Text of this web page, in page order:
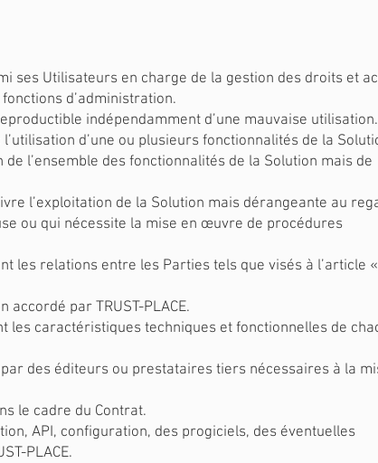
ses Utilisateurs en charge de la gestion des droits et
d’administration.
indépendamment d’une mauvaise utilisation.
d’une ou plusieurs fonctionnalités de la
l’ensemble des fonctionnalités de la Solution mais de
l’exploitation de la Solution mais dérangeante au
ou qui nécessite la mise en œuvre de procédures
les relations entre les Parties tels que visés à l’article «
accordé par TRUST-PLACE.
les caractéristiques techniques et fonctionnelles de
des éditeurs ou prestataires tiers nécessaires à la
le cadre du Contrat.
API, configuration, des progiciels, des éventuelles
PLACE.